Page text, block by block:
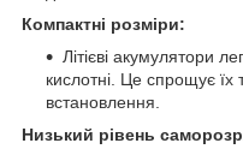
Компактні розміри:
Літієві акумулятори
кислотні. Це спрощує їх
встановлення.
Низький рівень